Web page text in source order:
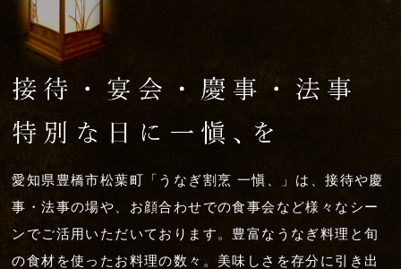
愛知県豊橋市松葉町「うなぎ割烹 一愼、」は、接待や慶
事・法事の場や、お顔合わせでの食事会など様々なシー
ンでご活用いただいております。豊富なうなぎ料理と旬
の食材を使ったお料理の数々。美味しさを存分に引き出